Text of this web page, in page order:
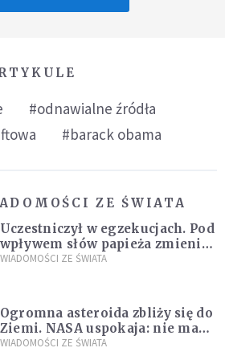
#odnawialne źródła
#barack obama
ZE ŚWIATA
Uczestniczył w egzekucjach. Pod
wpływem słów papieża zmienił
zdanie
WIADOMOŚCI ZE ŚWIATA
Ogromna asteroida zbliży się do
Ziemi. NASA uspokaja: nie ma
zagrożenia
WIADOMOŚCI ZE ŚWIATA